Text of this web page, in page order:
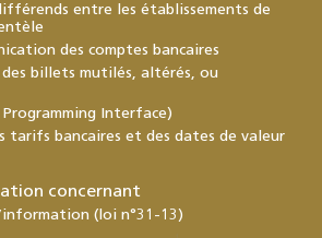
entre les établissements de
des comptes bancaires
des billets mutilés, altérés, ou
Interface)
tarifs bancaires et des dates de valeur
concernant
(loi n°31-13)